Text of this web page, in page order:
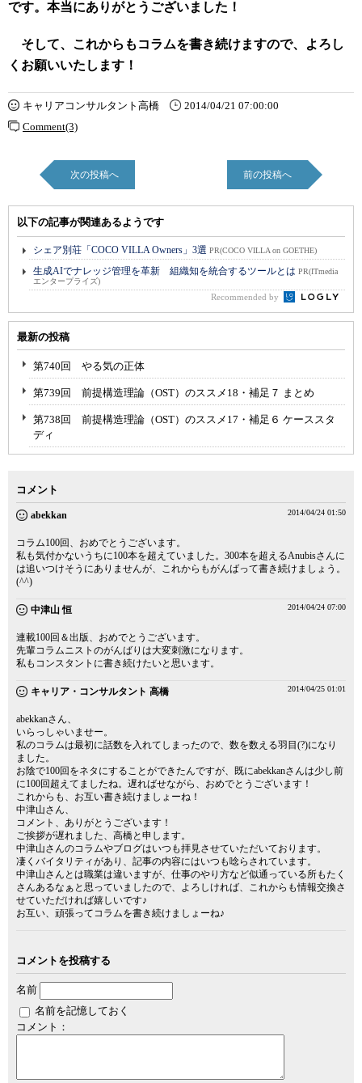
です。本当にありがとうございました！
そして、これからもコラムを書き続けますので、よろし
くお願いいたします！
キャリアコンサルタント高橋
2014/04/21 07:00:00
Comment(3)
次の投稿へ 前の投稿へ
以下の記事が関連あるようです
シェア別荘「COCO VILLA Owners」3選 PR(COCO VILLA on GOETHE)
生成AIでナレッジ管理を革新 組織知を統合するツールとは PR(ITmedia
エンタープライズ)
Recommended by
最新の投稿
第740回 やる気の正体
第739回 前提構造理論（OST）のススメ18・補足７ まとめ
第738回 前提構造理論（OST）のススメ17・補足６ ケーススタ
ディ
コメント
abekkan 2014/04/24 01:50
コラム100回、おめでとうございます。
私も気付かないうちに100本を超えていました。300本を超えるAnubisさんに
は追いつけそうにありませんが、これからもがんばって書き続けましょう。
(^^)
中津山 恒 2014/04/24 07:00
連載100回＆出版、おめでとうございます。
先輩コラムニストのがんばりは大変刺激になります。
私もコンスタントに書き続けたいと思います。
キャリア・コンサルタント 高橋 2014/04/25 01:01
abekkanさん、
いらっしゃいませー。
私のコラムは最初に話数を入れてしまったので、数を数える羽目(?)になり
ました。
お陰で100回をネタにすることができたんですが、既にabekkanさんは少し前
に100回超えてましたね。遅ればせながら、おめでとうございます！
これからも、お互い書き続けましょーね！
中津山さん、
コメント、ありがとうございます！
ご挨拶が遅れました、高橋と申します。
中津山さんのコラムやブログはいつも拝見させていただいております。
凄くバイタリティがあり、記事の内容にはいつも唸らされています。
中津山さんとは職業は違いますが、仕事のやり方など似通っている所もたく
さんあるなぁと思っていましたので、よろしければ、これからも情報交換さ
せていただければ嬉しいです♪
お互い、頑張ってコラムを書き続けましょーね♪
コメントを投稿する
名前
名前を記憶しておく
コメント：